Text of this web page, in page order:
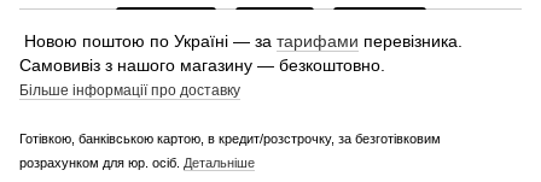
Новою поштою по Україні — за тарифами перевізника.
Самовивіз з нашого магазину — безкоштовно.
Більше інформації про доставку
Готівкою, банківською картою, в кредит/розстрочку, за безготівковим
розрахунком для юр. осіб. Детальніше